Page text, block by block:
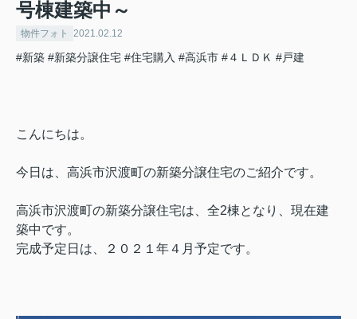
号棟建築中～
物件フォト 2021.02.12
#新築 #新築分譲住宅 #住宅購入 #高浜市 #４ＬＤＫ #戸建
こんにちは。
今日は、高浜市沢渡町の新築分譲住宅のご紹介です。
高浜市沢渡町の新築分譲住宅は、全2棟となり、現在建
築中です。
完成予定日は、２０２１年４月予定です。